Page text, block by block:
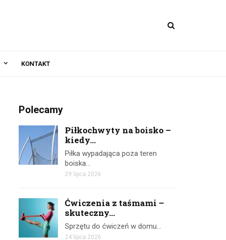
KONTAKT
Polecamy
Piłkochwyty na boisko –
kiedy...
Piłka wypadająca poza teren
boiska…
29 lipca 2026
Ćwiczenia z taśmami –
skuteczny...
Sprzętu do ćwiczeń w domu…
24 lipca 2026